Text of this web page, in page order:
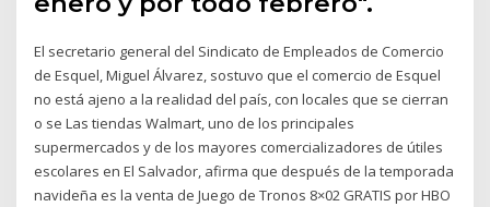
El secretario general del Sindicato de Empleados de Comercio
de Esquel, Miguel Álvarez, sostuvo que el comercio de Esquel
no está ajeno a la realidad del país, con locales que se cierran
o se Las tiendas Walmart, uno de los principales
supermercados y de los mayores comercializadores de útiles
escolares en El Salvador, afirma que después de la temporada
navideña es la venta de Juego de Tronos 8×02 GRATIS por HBO